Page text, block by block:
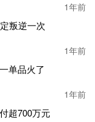
AWAKE TO SL
、Unicorns Formin
字样
Temu 售
要求卖家对已购买
1年前
叛逆一次
1年前
单品火了
1年前
超700万元